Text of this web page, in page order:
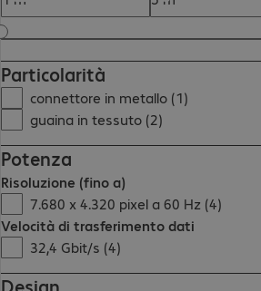
Particolarità
connettore in metallo (1)
guaina in tessuto (2)
Potenza
Risoluzione (fino a)
7.680 x 4.320 pixel a 60 Hz (4)
Velocità di trasferimento dati
32,4 Gbit/s (4)
Design